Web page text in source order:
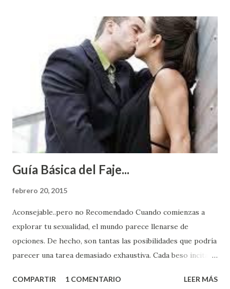
Guía Básica del Faje...
febrero 20, 2015
Aconsejable..pero no Recomendado Cuando comienzas a
explorar tu sexualidad, el mundo parece llenarse de
opciones. De hecho, son tantas las posibilidades que podría
parecer una tarea demasiado exhaustiva. Cada beso incita
partes de ti que jamás hubieras imaginado. El problema es
COMPARTIR 1 COMENTARIO LEER MÁS